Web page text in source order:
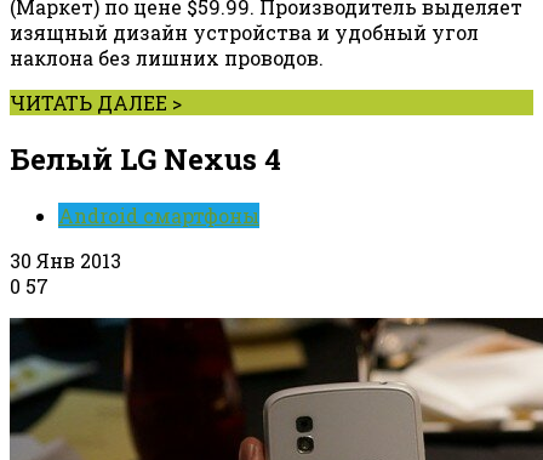
(Маркет) по цене $59.99. Производитель выделяет
изящный дизайн устройства и удобный угол
наклона без лишних проводов.
ЧИТАТЬ ДАЛЕЕ >
Белый LG Nexus 4
Android смартфоны
30 Янв 2013
0 57